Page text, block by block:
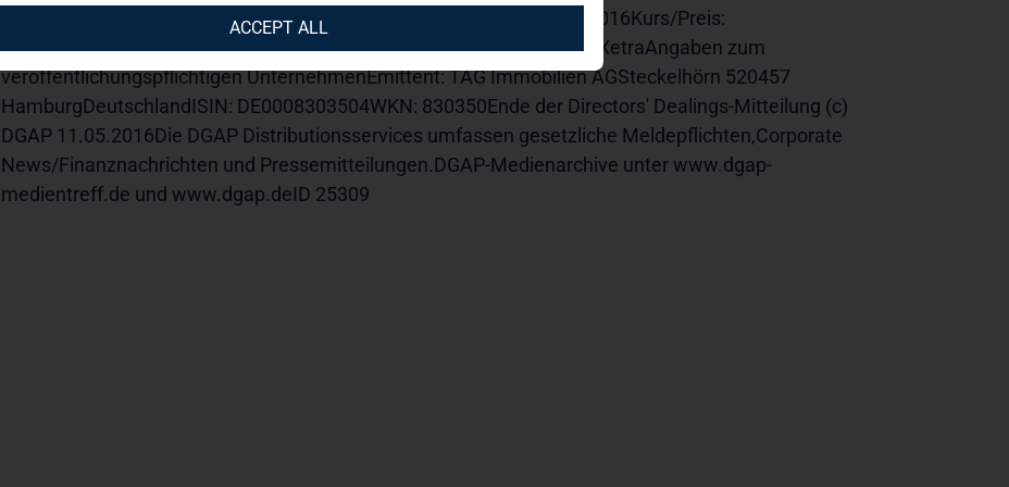
Finanzinstruments: DE0008303504Geschäftsart: KaufDatum: 11.05.2016Kurs/Preis:
11,9595Währung: EURStückzahl: 3000Gesamtvolumen: 35878,50Ort: XetraAngaben zum
veröffentlichungspflichtigen UnternehmenEmittent: TAG Immobilien AGSteckelhörn 520457
HamburgDeutschlandISIN: DE0008303504WKN: 830350Ende der Directors' Dealings-Mitteilung (c)
DGAP 11.05.2016Die DGAP Distributionsservices umfassen gesetzliche Meldepflichten,Corporate
News/Finanznachrichten und Pressemitteilungen.DGAP-Medienarchive unter www.dgap-
medientreff.de und www.dgap.deID 25309
ACCEPT ALL